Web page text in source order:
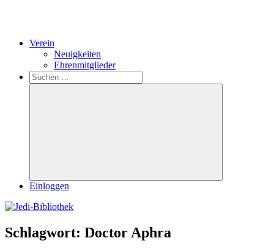
Verein
Neuigkeiten
Ehrenmitglieder
Search
Suchen
nach:
Suchen
Einloggen
Schlagwort: Doctor Aphra